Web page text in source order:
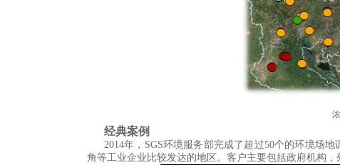
经典案例
2014年， SGS环境服务部完成了超过50个的环境场地
角等工业企业比较发达的地区。客户主要包括政府机构，